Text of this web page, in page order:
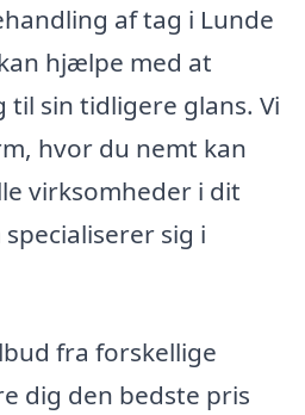
af tag i Lunde
hjælpe med at
sin tidligere glans. Vi
hvor du nemt kan
virksomheder i dit
sig i
fra forskellige
dig den bedste pris